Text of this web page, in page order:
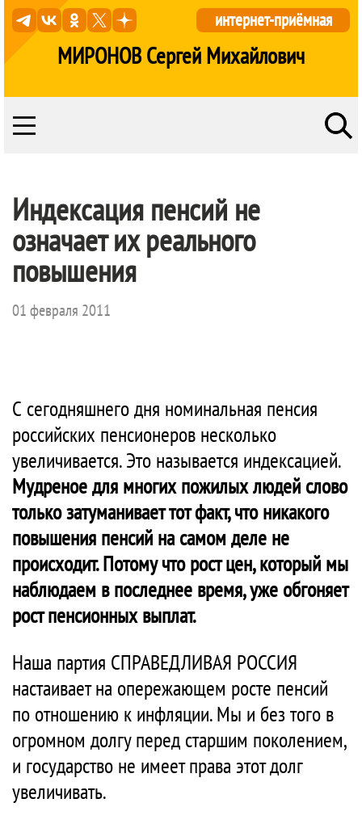
МИРОНОВ Сергей Михайлович
интернет-приёмная
Индексация пенсий не
означает их реального
повышения
01 февраля 2011
С сегодняшнего дня номинальная пенсия
российских пенсионеров несколько
увеличивается. Это называется индексацией.
Мудреное для многих пожилых людей слово
только затуманивает тот факт, что никакого
повышения пенсий на самом деле не
происходит. Потому что рост цен, который мы
наблюдаем в последнее время, уже обгоняет
рост пенсионных выплат.
Наша партия СПРАВЕДЛИВАЯ РОССИЯ
настаивает на опережающем росте пенсий
по отношению к инфляции. Мы и без того в
огромном долгу перед старшим поколением,
и государство не имеет права этот долг
увеличивать.